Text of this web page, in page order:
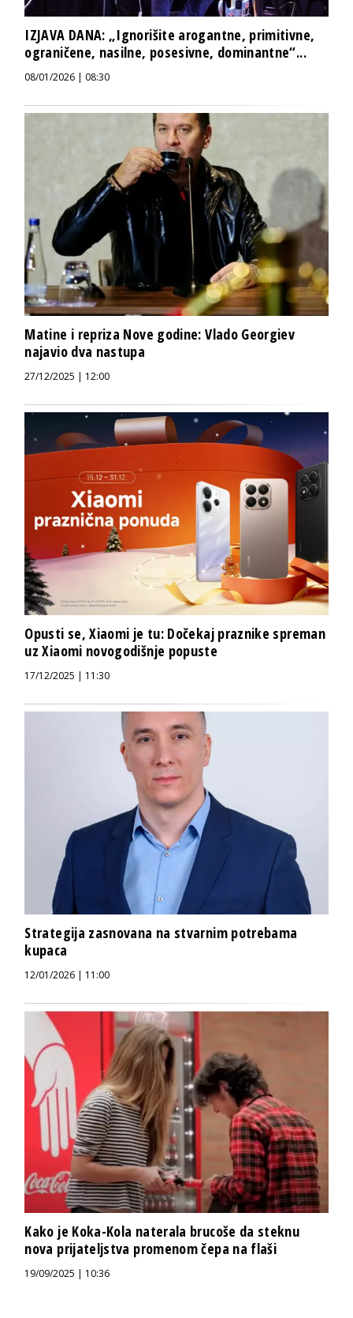
IZJAVA DANA: „Ignorišite arogantne, primitivne,
ograničene, nasilne, posesivne, dominantne“...
08/01/2026 | 08:30
Matine i repriza Nove godine: Vlado Georgiev
najavio dva nastupa
27/12/2025 | 12:00
Opusti se, Xiaomi je tu: Dočekaj praznike spreman
uz Xiaomi novogodišnje popuste
17/12/2025 | 11:30
Strategija zasnovana na stvarnim potrebama
kupaca
12/01/2026 | 11:00
Kako je Koka-Kola naterala brucoše da steknu
nova prijateljstva promenom čepa na flaši
19/09/2025 | 10:36